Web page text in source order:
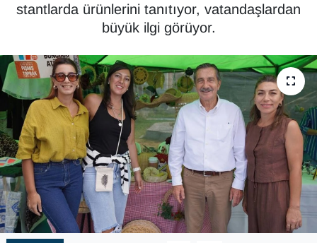
stantlarda ürünlerini tanıtıyor, vatandaşlardan
büyük ilgi görüyor.